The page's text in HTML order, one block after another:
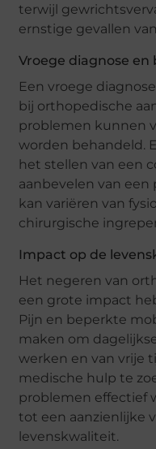
terwijl
ernstige gevallen
Vroege diagnose en
Een vroege
bij orthopedische
problemen kunnen
worden behandeld.
het stellen van een
aanbevelen van een
kan variëren van
chirurgische
Impact op de
Het negeren van
een grote impact
Pijn en beperkte
maken om
werken en van vrije
medische hulp te
problemen effectief
tot een aanzienlijke
levenskwaliteit.